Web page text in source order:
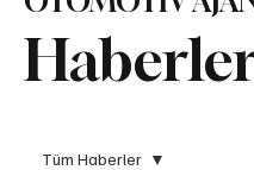
Tüm Haberler